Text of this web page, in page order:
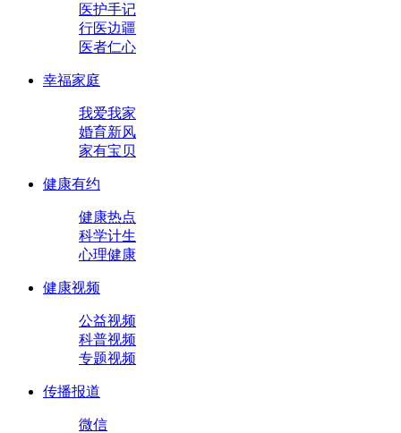
医护手记
行医边疆
医者仁心
幸福家庭
我爱我家
婚育新风
家有宝贝
健康有约
健康热点
科学计生
心理健康
健康视频
公益视频
科普视频
专题视频
传播报道
微信